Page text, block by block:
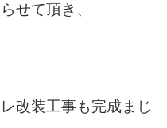
せて頂き、
改装工事も完成まじ